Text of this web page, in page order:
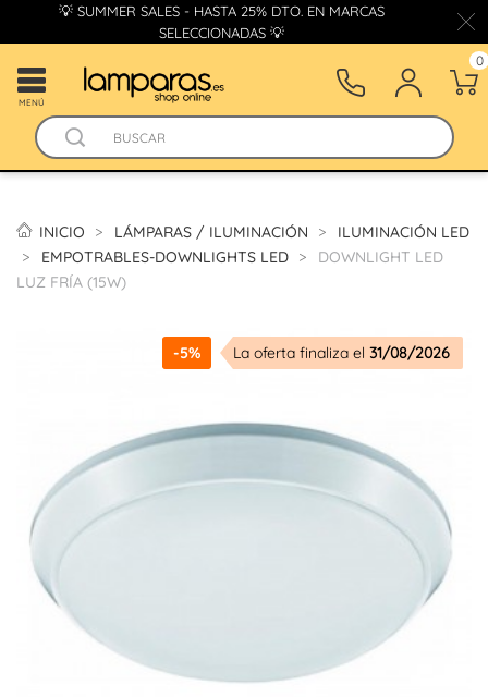
💡 SUMMER SALES - HASTA 25% DTO. EN MARCAS
SELECCIONADAS 💡
MENÚ
0
INICIO LÁMPARAS / ILUMINACIÓN
ILUMINACIÓN LED
EMPOTRABLES-DOWNLIGHTS LED
DOWNLIGHT LED
LUZ FRÍA (15W)
-5% La oferta finaliza el 31/08/2026